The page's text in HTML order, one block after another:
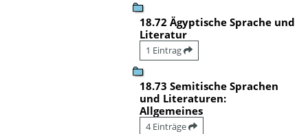
18.72 Ägyptische Sprache und
Literatur
1 Eintrag
18.73 Semitische Sprachen
und Literaturen:
Allgemeines
4 Einträge